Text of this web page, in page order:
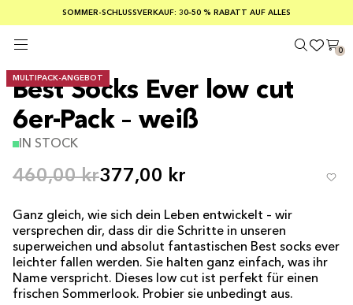
SOMMER-SCHLUSSVERKAUF: 30–50 % RABATT AUF ALLES
KOSTENLOSER VERSAND AB EINEM BESTELLWERT VON 100 €
SICHERE ZAHLUNGEN MIT KLARNA
0
MULTIPACK-ANGEBOT
Best Socks Ever low cut
6er-Pack – weiß
IN STOCK
460,00 kr377,00 kr
Ganz gleich, wie sich dein Leben entwickelt – wir
versprechen dir, dass dir die Schritte in unseren
superweichen und absolut fantastischen Best socks ever
leichter fallen werden. Sie halten ganz einfach, was ihr
Name verspricht. Dieses low cut ist perfekt für einen
frischen Sommerlook. Probier sie unbedingt aus.